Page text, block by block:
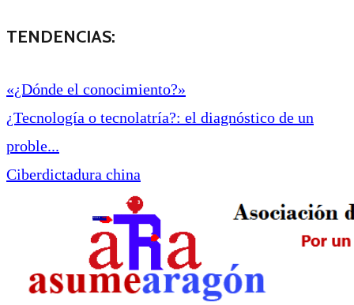
TENDENCIAS:
«¿Dónde el conocimiento?»
¿Tecnología o tecnolatría?: el diagnóstico de un
proble...
Ciberdictadura china